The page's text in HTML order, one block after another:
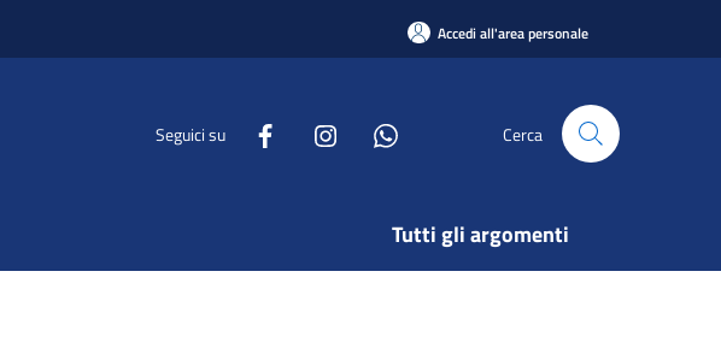
Accedi all'area personale
Seguici su Cerca
Tutti gli argomenti